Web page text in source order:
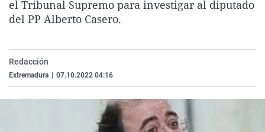
La rosa de los vientos
Como el perro y el
Caso
Equipo de
Extremadura
La Rioja
Virales
Elecciones
el Tribunal Supremo para investigar al diputado
del PP Alberto Casero.
Redacción
Extremadura 07.10.2022 04:16